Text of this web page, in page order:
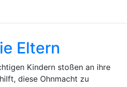
Eltern
Kindern stoßen an ihre
diese Ohnmacht zu